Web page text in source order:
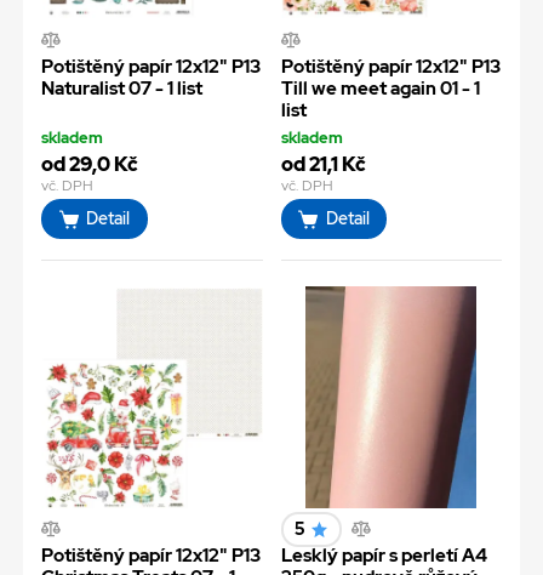
Potištěný papír 12x12" P13
Naturalist 07 - 1 list
skladem
od 29,0 Kč
vč. DPH
Detail
Potištěný papír 12x12" P13
Till we meet again 01 - 1
list
skladem
od 21,1 Kč
vč. DPH
Detail
Potištěný papír 12x12" P13
5
Lesklý papír s perletí A4